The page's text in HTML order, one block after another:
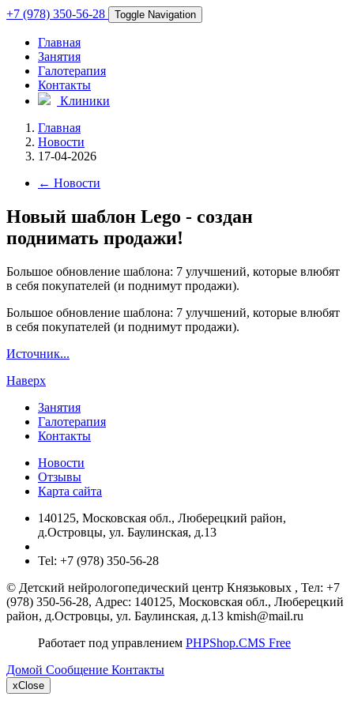
+7 (978) 350-56-28 Toggle Navigation
Главная
Занятия
Галотерапия
Контакты
Клиники
Главная
Новости
17-04-2026
← Новости
Новый шаблон Lego - создан
поднимать продажи!
Большое обновление шаблона: 7 улучшений, которые влюбят
в себя покупателей (и поднимут продажи).
Большое обновление шаблона: 7 улучшений, которые влюбят
в себя покупателей (и поднимут продажи).
Источник...
Наверх
Занятия
Галотерапия
Контакты
Новости
Отзывы
Карта сайта
140125, Московская обл., Люберецкий район,
д.Островцы, ул. Баулинская, д.13
Tel: +7 (978) 350-56-28
© Детский нейрологопедический центр Князьковых , Тел: +7
(978) 350-56-28, Адрес: 140125, Московская обл., Люберецкий
район, д.Островцы, ул. Баулинская, д.13 kmish@mail.ru
Работает под управлением PHPShop.CMS Free
Домой Сообщение Контакты
xClose